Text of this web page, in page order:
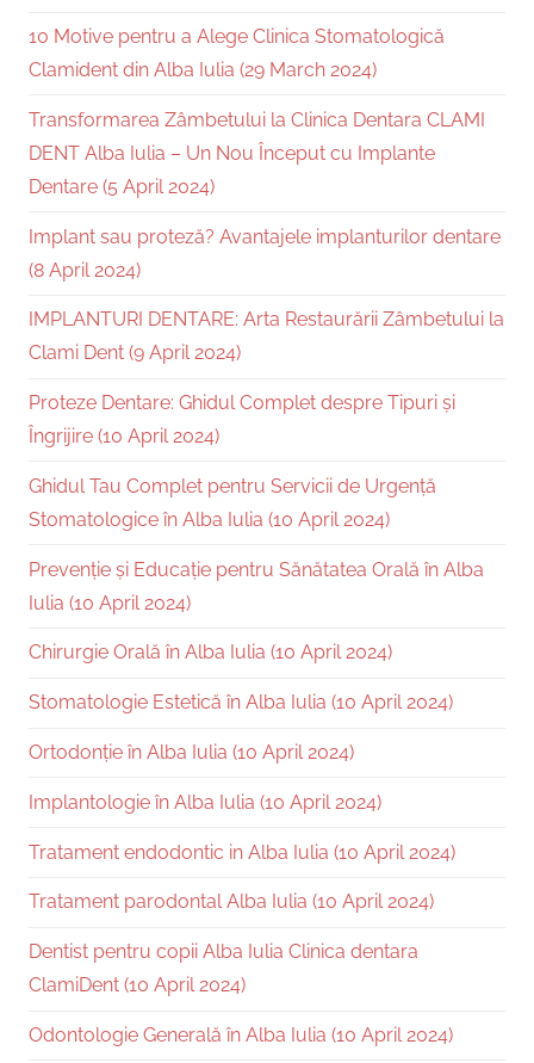
10 Motive pentru a Alege Clinica Stomatologică
Clamident din Alba Iulia (29 March 2024)
Transformarea Zâmbetului la Clinica Dentara CLAMI
DENT Alba Iulia – Un Nou Început cu Implante
Dentare (5 April 2024)
Implant sau proteză? Avantajele implanturilor dentare
(8 April 2024)
IMPLANTURI DENTARE: Arta Restaurării Zâmbetului la
Clami Dent (9 April 2024)
Proteze Dentare: Ghidul Complet despre Tipuri și
Îngrijire (10 April 2024)
Ghidul Tau Complet pentru Servicii de Urgență
Stomatologice în Alba Iulia (10 April 2024)
Prevenție și Educație pentru Sănătatea Orală în Alba
Iulia (10 April 2024)
Chirurgie Orală în Alba Iulia (10 April 2024)
Stomatologie Estetică în Alba Iulia (10 April 2024)
Ortodonție în Alba Iulia (10 April 2024)
Implantologie în Alba Iulia (10 April 2024)
Tratament endodontic in Alba Iulia (10 April 2024)
Tratament parodontal Alba Iulia (10 April 2024)
Dentist pentru copii Alba Iulia Clinica dentara
ClamiDent (10 April 2024)
Odontologie Generală în Alba Iulia (10 April 2024)